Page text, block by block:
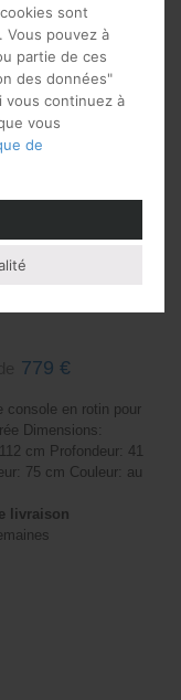
779 €
console en rotin pour
Dimensions:
cm Profondeur: 41
75 cm Couleur: au
livraison
sont
Vous pouvez à
partie de ces
des données"
vous continuez à
vous
de